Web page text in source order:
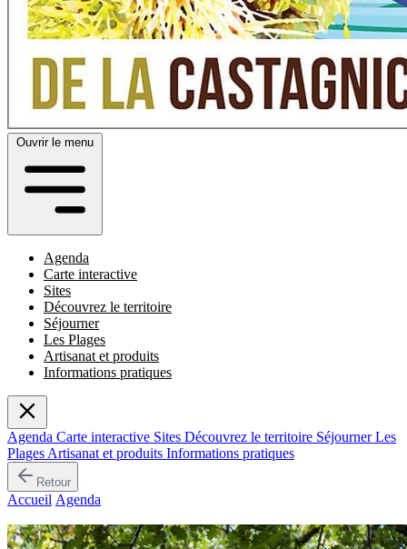
Ouvrir le menu
Agenda
Carte interactive
Sites
Découvrez le territoire
Séjourner
Les Plages
Artisanat et produits
Informations pratiques
Agenda Carte interactive Sites Découvrez le territoire SéjournerLes
Plages Artisanat et produits Informations pratiques
Retour
Accueil Agenda